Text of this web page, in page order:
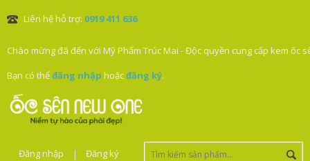
Liên hệ hỗ trợ: 0919 411 636
Chào mừng đã đến với Mỹ Phẩm Trúc Mai - Độc quyền cung cấp kem ốc
Bạn có thểđăng nhập hoặcđăng ký.
Đăng nhập | Đăng ký